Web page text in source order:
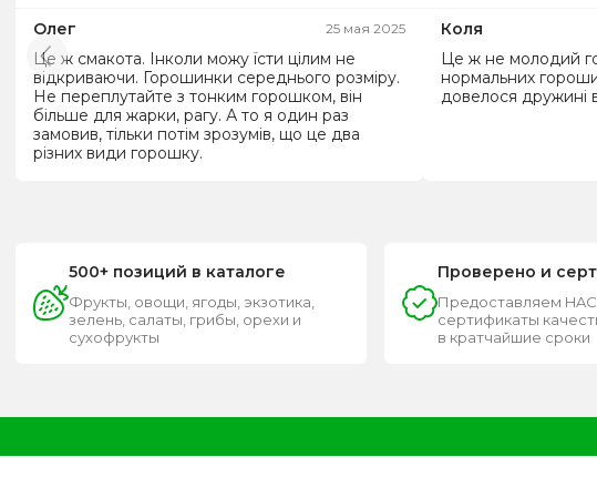
Олег 25 мая 2025
Це ж смакота. Інколи можу їсти цілим не
відкриваючи. Горошинки середнього розміру.
Не переплутайте з тонким горошком, він
більше для жарки, рагу. А то я один раз
замовив, тільки потім зрозумів, що це два
різних види горошку.
Коля
Це ж не молодий
нормальних
довелося дружині
500+ позиций в каталоге
Фрукты, овощи, ягоды, экзотика,
зелень, салаты, грибы, орехи и
сухофрукты
Проверено и
Предоставляем
сертификаты
в кратчайшие сроки